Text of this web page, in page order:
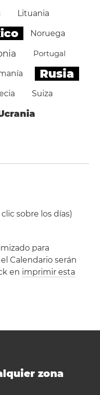
Lituania
Noruega
Portugal
Rusia
Suiza
sobre los días)
para
Calendario serán
en imprimir esta
zona